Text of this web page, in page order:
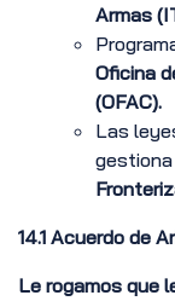
Armas
Oficina
(OFAC).
Las
14.1 Acuerdo de
Le rogamos que